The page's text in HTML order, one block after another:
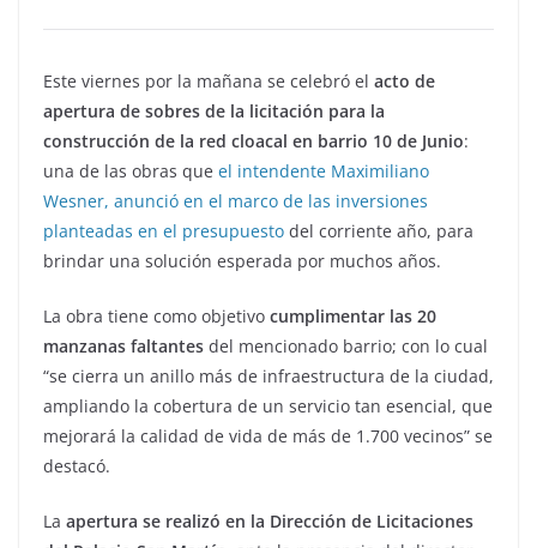
Este viernes por la mañana se celebró el acto de
apertura de sobres de la licitación para la
construcción de la red cloacal en barrio 10 de Junio:
una de las obras que el intendente Maximiliano
Wesner, anunció en el marco de las inversiones
planteadas en el presupuesto del corriente año, para
brindar una solución esperada por muchos años.
La obra tiene como objetivo cumplimentar las 20
manzanas faltantes del mencionado barrio; con lo cual
“se cierra un anillo más de infraestructura de la ciudad,
ampliando la cobertura de un servicio tan esencial, que
mejorará la calidad de vida de más de 1.700 vecinos” se
destacó.
La apertura se realizó en la Dirección de Licitaciones